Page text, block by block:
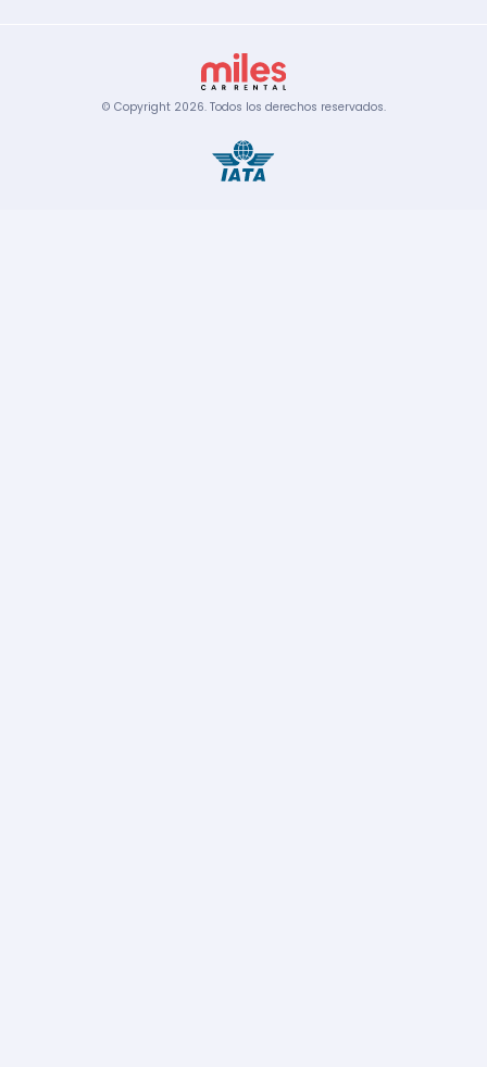
© Copyright 2026. Todos los derechos reservados.